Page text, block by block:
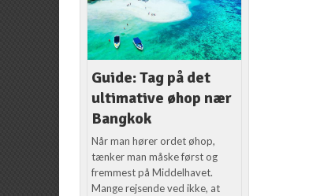
Guide: Tag på det
ultimative øhop nær
Bangkok
Når man hører ordet øhop,
tænker man måske først og
fremmest på Middelhavet.
Mange rejsende ved ikke, at